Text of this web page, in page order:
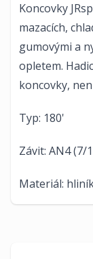
Koncovky
mazacích,
gumovými a
opletem.
koncovky,
Typ: 180'
Závit: AN4 (7/
Materiál: